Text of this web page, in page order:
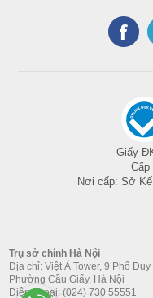
inch SAS/SATA
(HDD/SSD) max
Storage
Controllers
PERC H345,
PERC H755,
HBA355i, PERC
Giấy
Cấp
Nơi cấp: Sở
Trụ sở chính Hà Nội
Địa chỉ: Việt Á Tower, 9 Phố Duy
Phường Cầu Giấy, Hà Nội
Điện Thoại: (024) 730 55551